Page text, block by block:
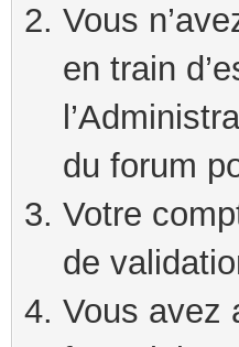
Vous
en train
du forum
Votre
de
Vous avez